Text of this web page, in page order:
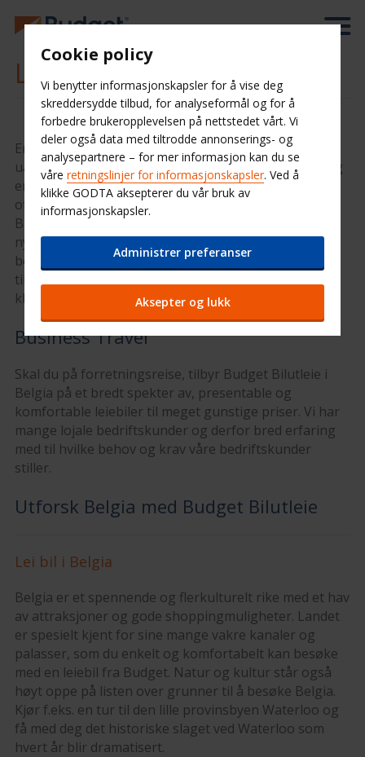
Leiebil i Belgia
En bil fra Budget er ensbetydende med frihet og
uavhengighet når du besøker Belgia. Du kommer deg
enkelt rundt og slipper å bruke tid og penger på
offentlig transport eller slite med å finne en drosje.
Budget Bilutleie i Belgia vil alltid kunne tilby deg de
nyeste utleiebilene til de beste prisene. Jo tidligere du
bestiller, jo billigere er det. Hvis du bestiller
tilleggsutstyr og service i dag sørger vi for at alt er
klart når du skal hente bilen.
Business Travel
Skal du på forretningsreise, tilbyr Budget Bilutleie i
Belgia på et bredt spekter av, presentable og
komfortable leiebiler til meget gunstige priser. Vi har
mange lojale bedriftskunder og derfor bred erfaring
med til hvilke behov og krav våre bedriftskunder
stiller.
Utforsk Belgia med Budget Bilutleie
Lei bil i Belgia
Belgia er et spennende og flerkulturelt rike med et hav
av attraksjoner og gode shoppingmuligheter. Landet
er spesielt kjent for sine mange vakre kanaler og
palasser, som du enkelt og komfortabelt kan besøke
med en leiebil fra Budget. Natur og kultur står også
høyt oppe på listen over grunner til å besøke Belgia.
Kjør f.eks. en tur til den lille provinsbyen Waterloo og
få med deg det historiske slaget ved Waterloo som
hvert år blir dramatisert.
Cookie policy
Vi benytter informasjonskapsler for å vise deg
skreddersydde tilbud, for analyseformål og for å
forbedre brukeropplevelsen på nettstedet vårt. Vi
deler også data med tiltrodde annonserings- og
analysepartnere – for mer informasjon kan du se
våre retningslinjer for informasjonskapsler. Ved å
klikke GODTA aksepterer du vår bruk av
informasjonskapsler.
Administrer preferanser
Aksepter og lukk